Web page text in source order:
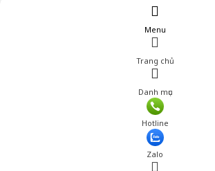
Menu
Trang chủ
Danh mục
Hotline
Zalo